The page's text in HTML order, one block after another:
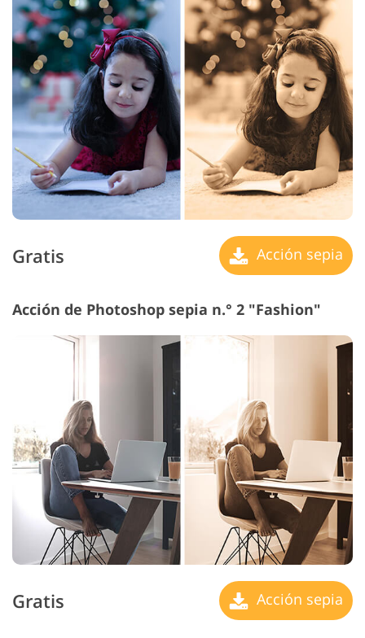
Gratis Acción sepia
Acción de Photoshop sepia n.° 2 "Fashion"
Gratis Acción sepia